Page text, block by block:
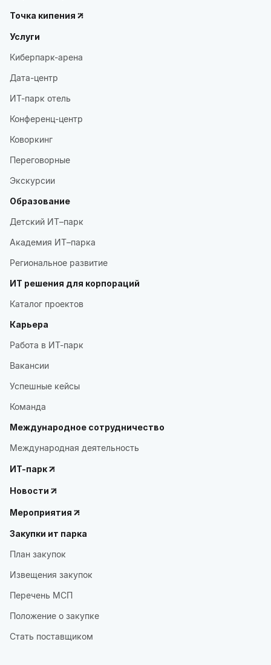
Точка кипения
Услуги
Киберпарк-арена
Дата-центр
ИТ-парк отель
Конференц-центр
Коворкинг
Переговорные
Экскурсии
Образование
Детский ИТ–парк
Академия ИТ–парка
Региональное развитие
ИТ решения для корпораций
Каталог проектов
Карьера
Работа в ИТ-парк
Вакансии
Успешные кейсы
Команда
Международное сотрудничество
Международная деятельность
ИТ-парк
Новости
Мероприятия
Закупки ит парка
План закупок
Извещения закупок
Перечень МСП
Положение о закупке
Стать поставщиком